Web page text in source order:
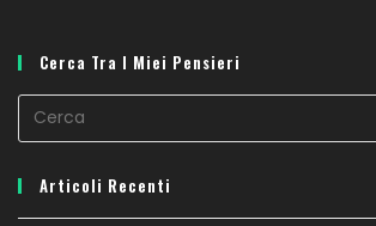
Cerca Tra I Miei Pensieri
Articoli Recenti